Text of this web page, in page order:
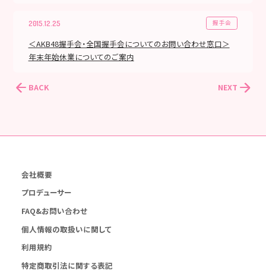
2015.12.25 握手会
＜AKB48握手会・全国握手会につい​てのお問い合わせ窓口＞
年末年始休業についてのご案内
BACK NEXT
会社概要
プロデューサー
FAQ&お問い合わせ
個人情報の取扱いに関して
利用規約
特定商取引法に関する表記